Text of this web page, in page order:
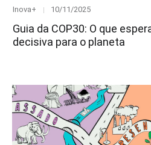
Category
Inova+
Posted
10/11/2025
Guia da COP30: O que
decisiva para o planeta